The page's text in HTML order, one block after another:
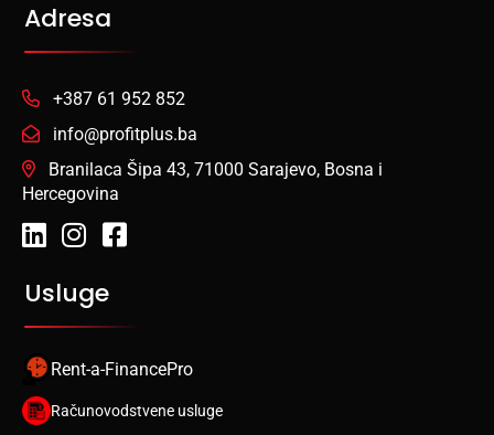
Adresa
+387 61 952 852
info@profitplus.ba
Branilaca Šipa 43, 71000 Sarajevo, Bosna i
Hercegovina
Usluge
Rent-a-FinancePro
Računovodstvene usluge